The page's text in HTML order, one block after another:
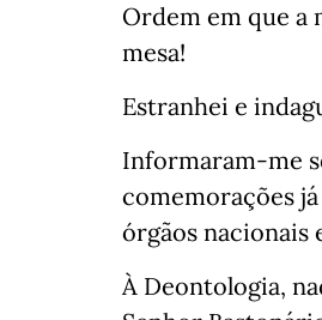
Ordem em que a
mesa!
Estranhei e
Informaram-me
comemorações
órgãos nacionais
À Deontologia,